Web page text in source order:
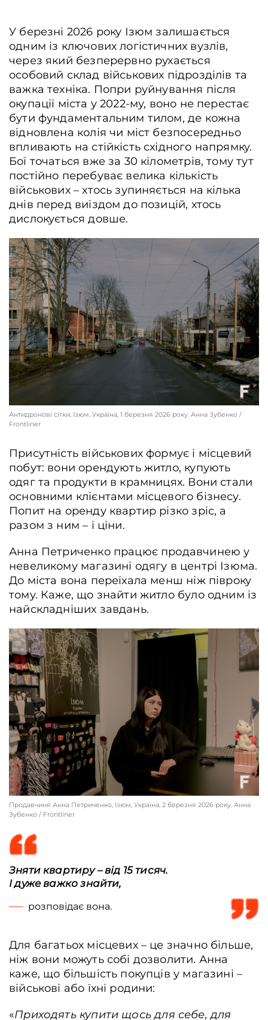
У березні 2026 року Ізюм залишається
одним із ключових логістичних вузлів,
через який безперервно рухається
особовий склад військових підрозділів та
важка техніка. Попри руйнування після
окупації міста у 2022-му, воно не перестає
бути фундаментальним тилом, де кожна
відновлена колія чи міст безпосередньо
впливають на стійкість східного напрямку.
Бої точаться вже за 30 кілометрів, тому тут
постійно перебуває велика кількість
військових – хтось зупиняється на кілька
днів перед виїздом до позицій, хтось
дислокується довше.
Антидронові сітки, Ізюм, Україна, 1 березня 2026 року. Анна Зубенко /
Frontliner
Присутність військових формує і місцевий
побут: вони орендують житло, купують
одяг та продукти в крамницях. Вони стали
основними клієнтами місцевого бізнесу.
Попит на оренду квартир різко зріс, а
разом з ним – і ціни.
Анна Петриченко працює продавчинею у
невеликому магазині одягу в центрі Ізюма.
До міста вона переїхала менш ніж півроку
тому. Каже, що знайти житло було одним із
найскладніших завдань.
Продавчиня Анна Петриченко, Ізюм, Україна, 2 березня 2026 року. Анна
Зубенко / Frontliner
Зняти квартиру – від 15 тисяч.
І дуже важко знайти,
розповідає вона.
Для багатьох місцевих – це значно більше,
ніж вони можуть собі дозволити. Анна
каже, що більшість покупців у магазині –
військові або їхні родини:
«Приходять купити щось для себе, для